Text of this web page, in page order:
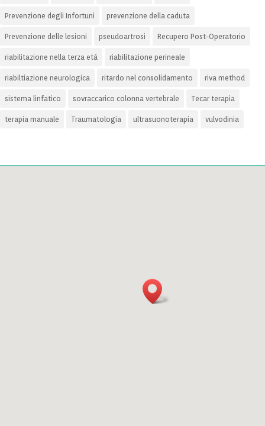
Prevenzione degli Infortuni prevenzione della caduta
Prevenzione delle lesioni pseudoartrosi Recupero Post-Operatorio
riabilitazione nella terza età riabilitazione perineale
riabiltiazione neurologica ritardo nel consolidamento riva method
sistema linfatico sovraccarico colonna vertebrale Tecar terapia
terapia manuale Traumatologia ultrasuonoterapia vulvodinia